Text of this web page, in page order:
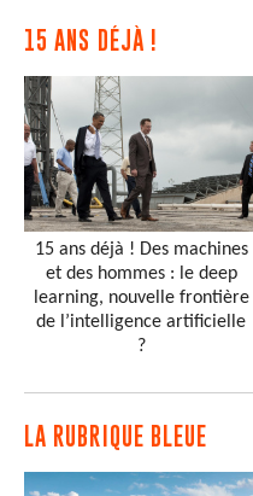
15 ANS DÉJÀ !
15 ans déjà ! Des machines
et des hommes : le deep
learning, nouvelle frontière
de l’intelligence artificielle
?
LA RUBRIQUE BLEUE